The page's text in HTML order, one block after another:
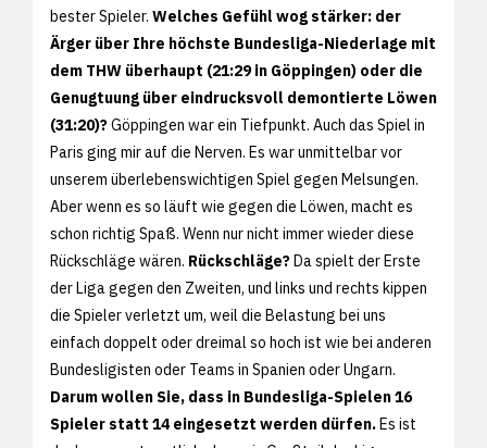
bester Spieler. Welches Gefühl wog stärker: der
Ärger über Ihre höchste Bundesliga-Niederlage mit
dem THW überhaupt (21:29 in Göppingen) oder die
Genugtuung über eindrucksvoll demontierte Löwen
(31:20)?Göppingen war ein Tiefpunkt. Auch das Spiel in
Paris ging mir auf die Nerven. Es war unmittelbar vor
unserem überlebenswichtigen Spiel gegen Melsungen.
Aber wenn es so läuft wie gegen die Löwen, macht es
schon richtig Spaß. Wenn nur nicht immer wieder diese
Rückschläge wären. Rückschläge?Da spielt der Erste
der Liga gegen den Zweiten, und links und rechts kippen
die Spieler verletzt um, weil die Belastung bei uns
einfach doppelt oder dreimal so hoch ist wie bei anderen
Bundesligisten oder Teams in Spanien oder Ungarn.
Darum wollen Sie, dass in Bundesliga-Spielen 16
Spieler statt 14 eingesetzt werden dürfen.Es ist